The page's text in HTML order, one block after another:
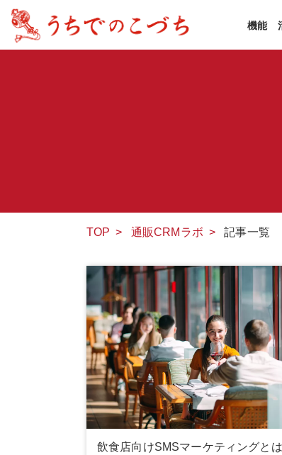
機能
TOP > 通販CRMラボ > 記事一覧
飲食店向けSMSマーケティングと